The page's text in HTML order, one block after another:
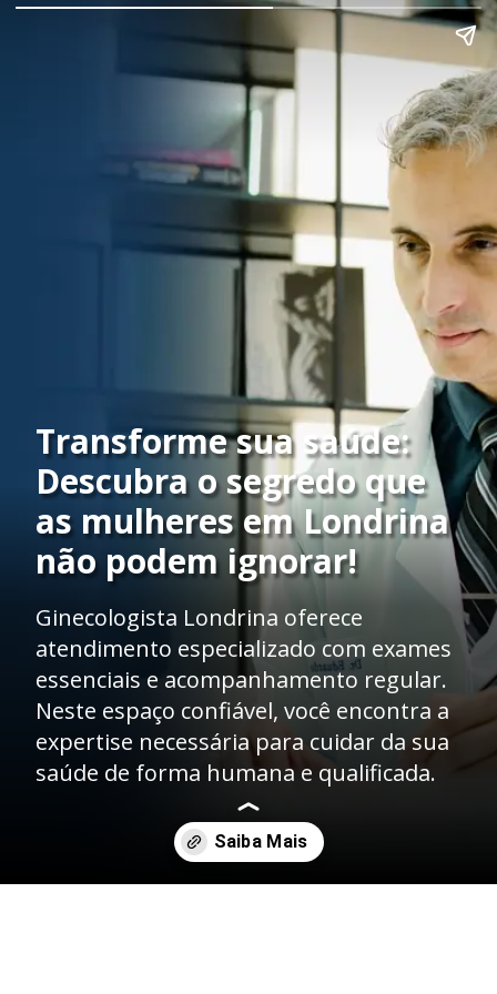
Transforme sua saúde:
Descubra o segredo que
as mulheres em Londrina
não podem ignorar!
Ginecologista Londrina oferece
atendimento especializado com exames
essenciais e acompanhamento regular.
Neste espaço confiável, você encontra a
expertise necessária para cuidar da sua
saúde de forma humana e qualificada.